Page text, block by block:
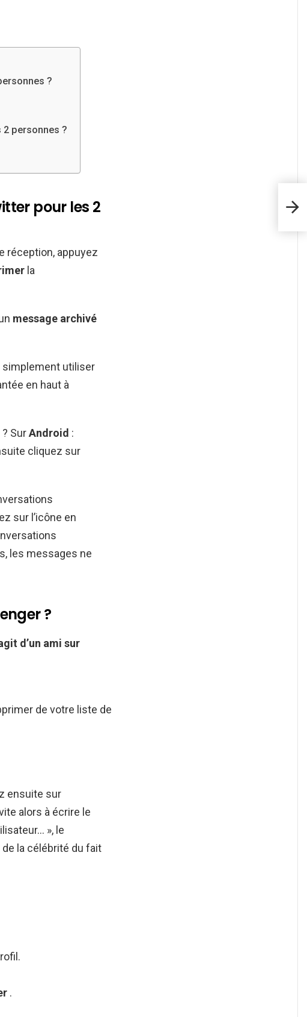
?
personnes ?
pour les 2
réception, appuyez
la
message archivé
simplement utiliser
en haut à
SurAndroid :
cliquez sur
sur l’icône en
les messages ne
?
d’un ami sur
de votre liste de
ensuite sur
alors à écrire le
», le
la célébrité du fait
.